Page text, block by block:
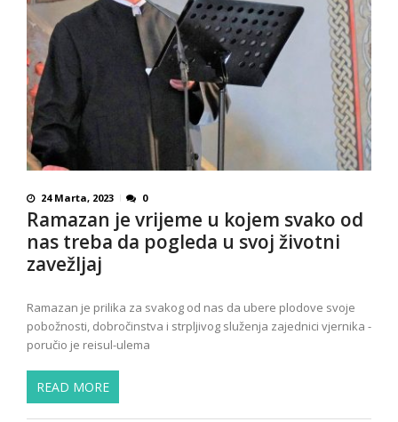
24 Marta, 2023 0
Ramazan je vrijeme u kojem svako od
nas treba da pogleda u svoj životni
zavežljaj
Ramazan je prilika za svakog od nas da ubere plodove svoje
pobožnosti, dobročinstva i strpljivog služenja zajednici vjernika -
poručio je reisul-ulema
READ MORE